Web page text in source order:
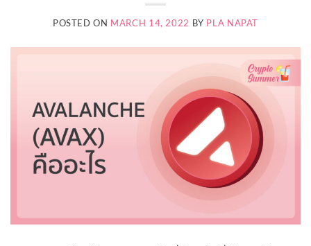
POSTED ON MARCH 14, 2022 BY PLA NAPAT